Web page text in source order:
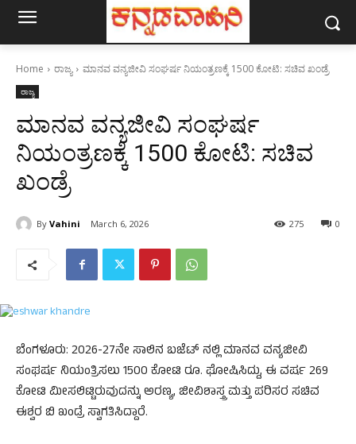
Home ರಾಜ್ಯ ಮಾನವ ವನ್ಯಜೀವಿ ಸಂಘರ್ಷ ನಿಯಂತ್ರಣಕ್ಕೆ 1500 ಕೋಟಿ: ಸಚಿವ ಖಂಡ್ರೆ
ರಾಜ್ಯ
ಮಾನವ ವನ್ಯಜೀವಿ ಸಂಘರ್ಷ
ನಿಯಂತ್ರಣಕ್ಕೆ 1500 ಕೋಟಿ: ಸಚಿವ
ಖಂಡ್ರೆ
By Vahini March 6, 2026 0
275
ಬೆಂಗಳೂರು: 2026-27ನೇ ಸಾಲಿನ ಬಜೆಟ್ ನಲ್ಲಿ ಮಾನವ ವನ್ಯಜೀವಿ
ಸಂಘರ್ಷ ನಿಯಂತ್ರಿಸಲು 1500 ಕೋಟಿ ರೂ. ಘೋಷಿಸಿದ್ದು, ಈ ವರ್ಷ 269
ಕೋಟಿ ಮೀಸಲಿಟ್ಟಿರುವುದನ್ನು ಅರಣ್ಯ, ಜೀವಿಶಾಸ್ತ್ರ ಮತ್ತು ಪರಿಸರ ಸಚಿವ
ಈಶ್ವರ ಬಿ ಖಂಡ್ರೆ ಸ್ವಾಗತಿಸಿದ್ದಾರೆ.